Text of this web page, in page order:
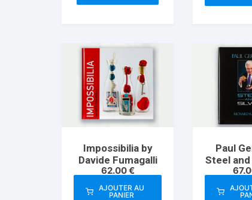
Impossibilia by
Davide Fumagalli
62.00€
AJOUTER AU
PANIER
Paul
Steel and
Richard